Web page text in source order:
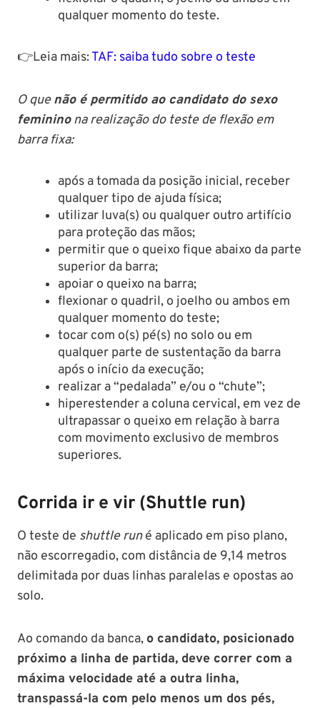
qualquer momento do teste.
👉Leia mais:TAF: saiba tudo sobre o teste
O quenão é permitido ao candidato do sexo
femininona realização do teste de flexão em
barra fixa:
após a tomada da posição inicial, receber
qualquer tipo de ajuda física;
utilizar luva(s) ou qualquer outro artifício
para proteção das mãos;
permitir que o queixo fique abaixo da parte
superior da barra;
apoiar o queixo na barra;
flexionar o quadril, o joelho ou ambos em
qualquer momento do teste;
tocar com o(s) pé(s) no solo ou em
qualquer parte de sustentação da barra
após o início da execução;
realizar a “pedalada” e/ou o “chute”;
hiperestender a coluna cervical, em vez de
ultrapassar o queixo em relação à barra
com movimento exclusivo de membros
superiores.
Corrida ir e vir (Shuttle run)
O teste de shuttle runé aplicado em piso plano,
não escorregadio, com distância de 9,14 metros
delimitada por duas linhas paralelas e opostas ao
solo.
Ao comando da banca, o candidato, posicionado
próximo a linha de partida, deve correr com a
máxima velocidade até a outra linha,
transpassá-la com pelo menos um dos pés,